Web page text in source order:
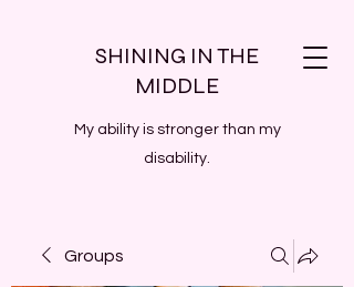
SHINING IN THE
MIDDLE
My ability is stronger than my
disability.
Groups